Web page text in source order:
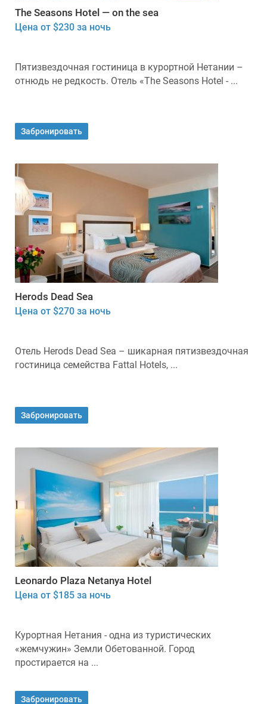
The Seasons Hotel — on the sea
Цена от $230 за ночь
Пятизвездочная гостиница в курортной Нетании –
отнюдь не редкость. Отель «The Seasons Hotel - ...
Забронировать
Herods Dead Sea
Цена от $270 за ночь
Отель Herods Dead Sea – шикарная пятизвездочная
гостиница семейства Fattal Hotels, ...
Забронировать
Leonardo Plaza Netanya Hotel
Цена от $185 за ночь
Курортная Нетания - одна из туристических
«жемчужин» Земли Обетованной. Город
простирается на ...
Забронировать